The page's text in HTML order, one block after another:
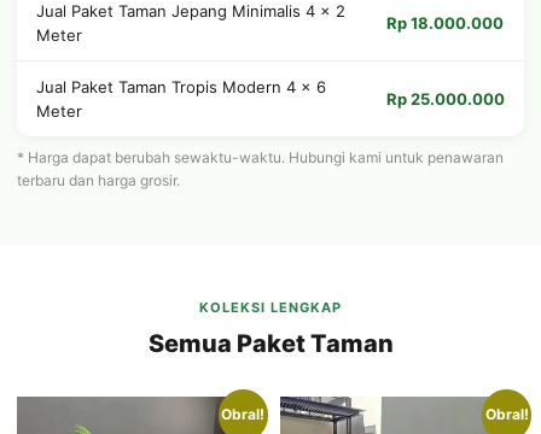
Jual Paket Taman Jepang Minimalis 4 × 2
Meter
Rp 18.000.000
Jual Paket Taman Tropis Modern 4 × 6
Meter
Rp 25.000.000
* Harga dapat berubah sewaktu-waktu. Hubungi kami untuk penawaran
terbaru dan harga grosir.
KOLEKSI LENGKAP
Semua Paket Taman
Obral! Obral!